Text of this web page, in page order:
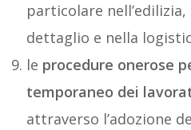
particolare
dettaglio e nella
le procedure onerose
temporaneo dei
attraverso l’adozione